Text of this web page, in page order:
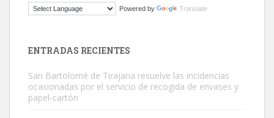
Este gato macho ha aparecido en la calle hace menos de un mes,
Powered by Translate
ENTRADAS RECIENTES
San Bartolomé de Tirajana resuelve las incidencias
ocasionadas por el servicio de recogida de envases y
papel-cartón